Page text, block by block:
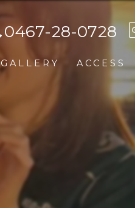
0467-28-0728
GALLERY ACCESS